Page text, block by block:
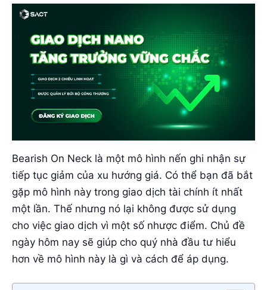
Bearish On Neck là một mô hình nến ghi nhận sự
tiếp tục giảm của xu hướng giá. Có thể bạn đã bắt
gặp mô hình này trong giao dịch tài chính ít nhất
một lần. Thế nhưng nó lại không được sử dụng
cho việc giao dịch vì một số nhược điểm. Chủ đề
ngày hôm nay sẽ giúp cho quý nhà đầu tư hiểu
hơn về mô hình này là gì và cách để áp dụng.